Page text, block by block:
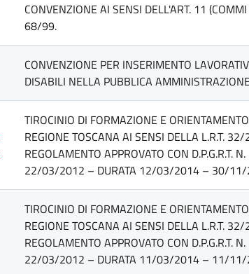
CONVENZIONE AI SENSI DELL'ART. 11
68/99.
CONVENZIONE PER INSERIMENTO
DISABILI NELLA PUBBLICA
TIROCINIO DI FORMAZIONE E
REGIONE TOSCANA AI SENSI DELLA L.R.T.
REGOLAMENTO APPROVATO CON D.P.G.R.T.
22/03/2012 – DURATA 12/03/2014 – 30/
TIROCINIO DI FORMAZIONE E
REGIONE TOSCANA AI SENSI DELLA L.R.T.
REGOLAMENTO APPROVATO CON D.P.G.R.T.
22/03/2012 – DURATA 11/03/2014 – 11/